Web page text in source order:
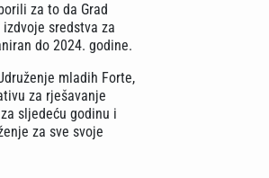
za to da Grad
sredstva za
do 2024. godine.
mladih Forte,
za rješavanje
sljedeću godinu i
za sve svoje